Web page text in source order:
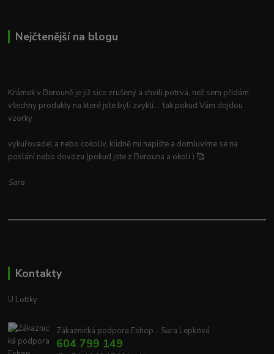
Nejčtenější na blogu
Krámek v Berouně je již sice zrušený a chvíli potrvá, než sem přidám
všechny produkty na které jste byli zvyklí.... tak pokud Vám dojdou
vzorky
vykuřovadel a nebo cokoliv, klidně mi napište a domluvíme se na
poslání nebo dovozu (pokud jste z Berouna a okolí ) 🥰
Sara
Kontakty
U Lottky
Zákaznická podpora Eshop - Sara Lepková
604 799 149